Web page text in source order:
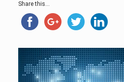
Share this...